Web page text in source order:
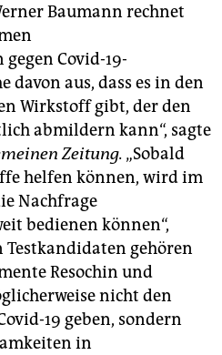
Baumann rechnet
Covid-19-
davon aus, dass es in den
Wirkstoff gibt, der den
abmildern kann“, sagte
Zeitung. „Sobald
helfen können, wird im
Nachfrage
bedienen können“,
Testkandidaten gehören
Resochin und
nicht den
19 geben, sondern
in